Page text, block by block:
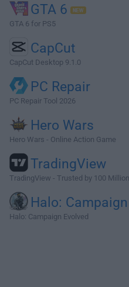
GTA 6
GTA 6 for PS5
CapCut
CapCut Desktop 9.1.0
PC Repair
PC Repair Tool 2026
Hero Wars
Hero Wars - Online Action Game
TradingView
TradingView - Trusted by 100
Halo: Campaign
Halo: Campaign Evolved